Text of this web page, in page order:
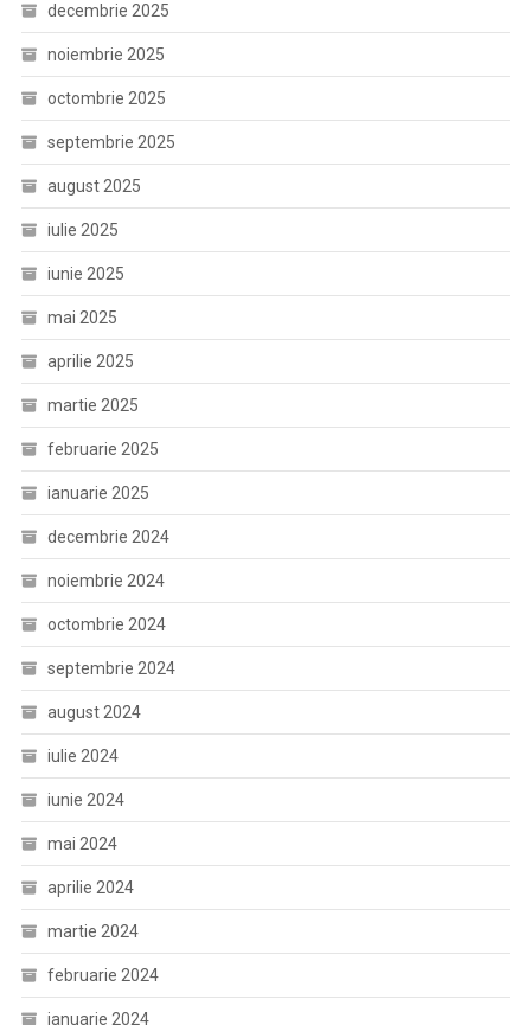
decembrie 2025
noiembrie 2025
octombrie 2025
septembrie 2025
august 2025
iulie 2025
iunie 2025
mai 2025
aprilie 2025
martie 2025
februarie 2025
ianuarie 2025
decembrie 2024
noiembrie 2024
octombrie 2024
septembrie 2024
august 2024
iulie 2024
iunie 2024
mai 2024
aprilie 2024
martie 2024
februarie 2024
ianuarie 2024